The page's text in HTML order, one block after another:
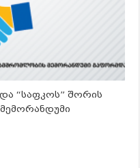
“საფკოს” შორის